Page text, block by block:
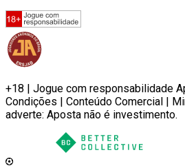
+18 | Jogue com responsabilidade
Condições | Conteúdo Comercial |
adverte: Aposta não é investimento.